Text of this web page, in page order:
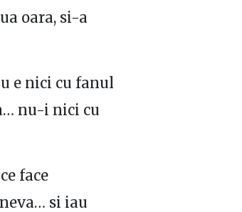
oara, si-a
e nici cu fanul
nu-i nici cu
face
si iau